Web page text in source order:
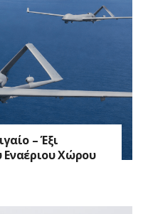
– Έξι
Εναέριου Χώρου